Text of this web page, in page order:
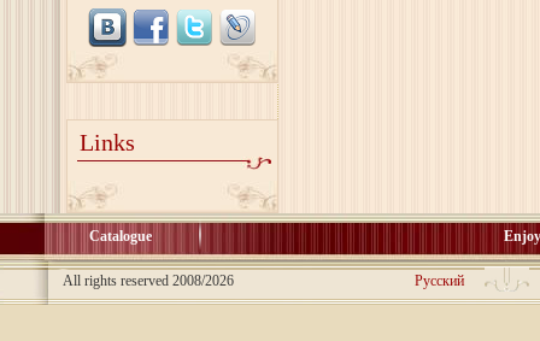
Links
Catalogue
All rights reserved 2008/2026 Русский